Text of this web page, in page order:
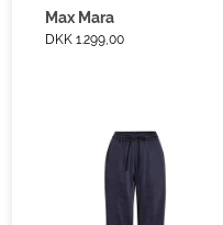
Max Mara
DKK 1.299,00